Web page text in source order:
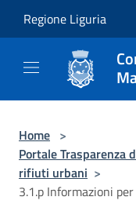
Regione Liguria
Home >
Portale Trasparenza
rifiuti urbani >
3.1.p Informazioni